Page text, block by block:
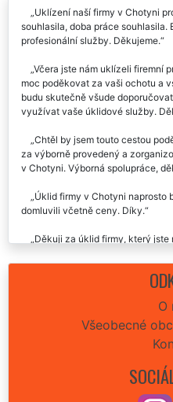
Uklízení naší firmy v Chotyni
souhlasila, doba práce
profesionální služby. Děkujeme.
Včera jste nám uklízeli firemní
moc poděkovat za vaši ochotu a
budu skutečně všude
využívat vaše úklidové služby.
Chtěl by jsem touto cestou
za výborně provedený a
v Chotyni. Výborná spolupráce,
Úklid firmy v Chotyni naprosto
domluvili včetně ceny. Díky.
Děkuji za úklid firmy, který jste
Každoroční generální úklid
pochválit za jejich ochotu, velmi
perfektní přístup ke své práci,
doporučuji tuto úklidovou firmu.
O
Všeobecné